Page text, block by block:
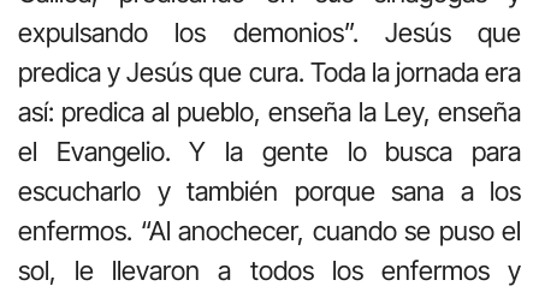
expulsando los demonios”. Jesús que
predica y Jesús que cura. Toda la jornada era
así: predica al pueblo, enseña la Ley, enseña
el Evangelio. Y la gente lo busca para
escucharlo y también porque sana a los
enfermos. “Al anochecer, cuando se puso el
sol, le llevaron a todos los enfermos y